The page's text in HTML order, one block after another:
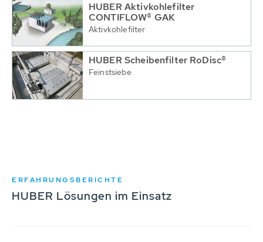
HUBER Aktivkohlefilter
CONTIFLOW® GAK
Aktivkohlefilter
HUBER Scheibenfilter RoDisc®
Feinstsiebe
ERFAHRUNGSBERICHTE
HUBER Lösungen im Einsatz